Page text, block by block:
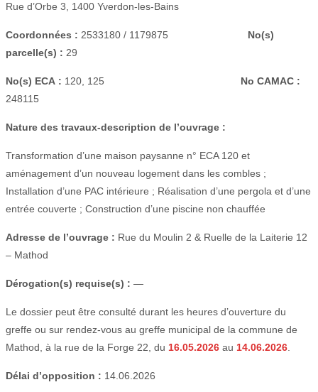
Rue d’Orbe 3, 1400 Yverdon-les-Bains
Coordonnées : 2533180 / 1179875 No(s)
parcelle(s) : 29
No(s) ECA : 120, 125 No CAMAC :
248115
Nature des travaux-description de l’ouvrage :
Transformation d’une maison paysanne n° ECA 120 et
aménagement d’un nouveau logement dans les combles ;
Installation d’une PAC intérieure ; Réalisation d’une pergola et d’une
entrée couverte ; Construction d’une piscine non chauffée
Adresse de l’ouvrage : Rue du Moulin 2 & Ruelle de la Laiterie 12
– Mathod
Dérogation(s) requise(s) : —
Le dossier peut être consulté durant les heures d’ouverture du
greffe ou sur rendez-vous au greffe municipal de la commune de
Mathod, à la rue de la Forge 22, du 16.05.2026 au 14.06.2026.
Délai d’opposition : 14.06.2026